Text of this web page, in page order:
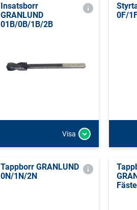
Insatsborr
GRANLUND
01B/0B/1B/2B
Visa
0F/
Tappborr GRANLUND
0N/1N/2N
Fäste